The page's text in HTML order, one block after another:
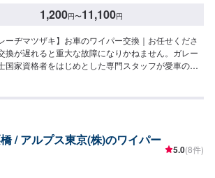
1,200円〜11,100円
ーヂマツザキ】お車のワイパー交換｜お任せくださ
換が遅れると重大な故障になりかねません。ガレー
国家資格者をはじめとした専門スタッフが愛車の
いる教育を受けた整備士が整備を行っております。
なお見積り【5】作業開始【6】納車時のお支払い<
マツザキでは、鈑金・塗装・修理等で愛車をお預かり
致します。台数も豊富な20台ご用意しておりま
/ アルプス東京(株)のワイパー
5.0(8件)